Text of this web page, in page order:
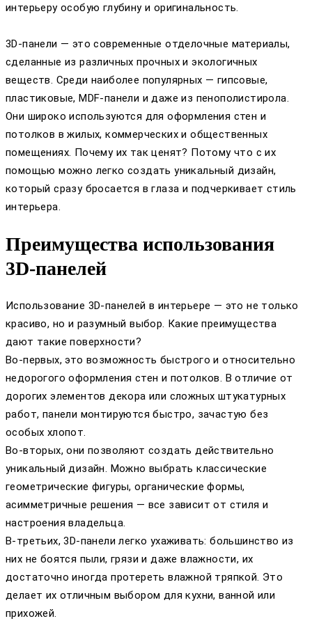
интерьеру особую глубину и оригинальность.
3D-панели — это современные отделочные материалы,
сделанные из различных прочных и экологичных
веществ. Среди наиболее популярных — гипсовые,
пластиковые, MDF-панели и даже из пенополистирола.
Они широко используются для оформления стен и
потолков в жилых, коммерческих и общественных
помещениях. Почему их так ценят? Потому что с их
помощью можно легко создать уникальный дизайн,
который сразу бросается в глаза и подчеркивает стиль
интерьера.
Преимущества использования
3D-панелей
Использование 3D-панелей в интерьере — это не только
красиво, но и разумный выбор. Какие преимущества
дают такие поверхности?
Во-первых, это возможность быстрого и относительно
недорогого оформления стен и потолков. В отличие от
дорогих элементов декора или сложных штукатурных
работ, панели монтируются быстро, зачастую без
особых хлопот.
Во-вторых, они позволяют создать действительно
уникальный дизайн. Можно выбрать классические
геометрические фигуры, органические формы,
асимметричные решения — все зависит от стиля и
настроения владельца.
В-третьих, 3D-панели легко ухаживать: большинство из
них не боятся пыли, грязи и даже влажности, их
достаточно иногда протереть влажной тряпкой. Это
делает их отличным выбором для кухни, ванной или
прихожей.